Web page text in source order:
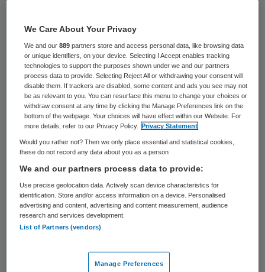
Finance Ideas in opdracht van Fizi, het
netwerk van zorgfinancials.
De ouderenzorg zag in de Troonrede de
blijvende en de blijvende en meerjarige
investeringen in de langdurige zorg
bevestigd. Daarnaast heeft de Nederlandse
Zorgautoriteit (NZa) de tarieven voor 2018
met zo’n half miljard euro verhoogd, na
toezeggingen door het demissionaire
kabinet.
Ziekenhuizen en de ggz verwachten dat
dalen, ondanks de economische groei en het
We Care About Your Privacy
We and our889 partners store and access personal data, like browsing data
or unique identifiers, on your device. Selecting I Accept enables tracking
technologies to support the purposes shown under we and our partners
process data to provide. Selecting Reject All or withdrawing your consent will
disable them. If trackers are disabled, some content and ads you see may not
be as relevant to you. You can resurface this menu to change your choices or
withdraw consent at any time by clicking the Manage Preferences link on the
bottom of the webpage. Your choices will have effect within our Website. For
more details, refer to our Privacy Policy.
Privacy Statement
Would you rather not? Then we only place essential and statistical cookies,
these do not record any data about you as a person
We and our partners process data to provide:
Use precise geolocation data. Actively scan device characteristics for
identification. Store and/or access information on a device. Personalised
advertising and content, advertising and content measurement, audience
research and services development.
List of Partners (vendors)
Manage Preferences